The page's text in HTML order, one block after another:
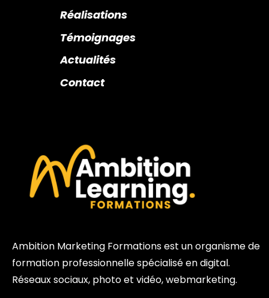
Réalisations
Témoignages
Actualités
Contact
Ambition Marketing Formations est un organisme de
formation professionnelle spécialisé en digital.
Réseaux sociaux, photo et vidéo, webmarketing.